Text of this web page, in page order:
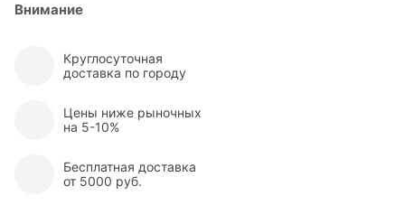
Внимание
Круглосуточная
доставка по городу
Цены ниже рыночных
на 5-10%
Бесплатная доставка
от 5000 руб.